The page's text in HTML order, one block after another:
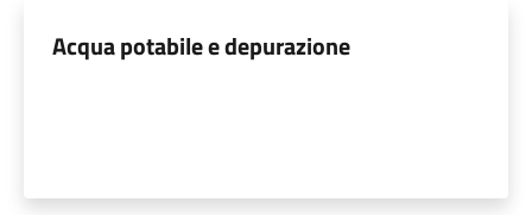
Acqua potabile e depurazione